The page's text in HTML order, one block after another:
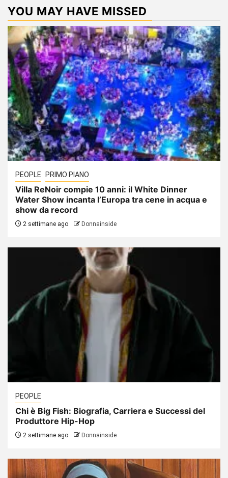
YOU MAY HAVE MISSED
PEOPLE PRIMO PIANO
Villa ReNoir compie 10 anni: il White Dinner
Water Show incanta l’Europa tra cene in acqua e
show da record
2 settimane ago Donnainside
PEOPLE
Chi è Big Fish: Biografia, Carriera e Successi del
Produttore Hip-Hop
2 settimane ago Donnainside